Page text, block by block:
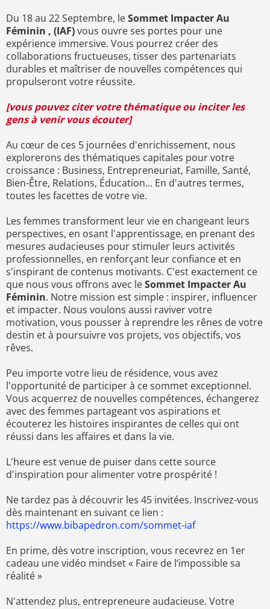
Du 18 au 22 Septembre, leSommet Impacter Au
Féminin , (IAF)vous ouvre ses portes pour une
expérience immersive. Vous pourrez créer des
collaborations fructueuses, tisser des partenariats
durables et maîtriser de nouvelles compétences qui
propulseront votre réussite.
[vous pouvez citer votre thématique ou inciter les
gens à venir vous écouter]
Au cœur de ces 5 journées d'enrichissement, nous
explorerons des thématiques capitales pour votre
croissance : Business, Entrepreneuriat, Famille, Santé,
Bien-Être, Relations, Éducation... En d'autres termes,
toutes les facettes de votre vie.
Les femmes transforment leur vie en changeant leurs
perspectives, en osant l'apprentissage, en prenant des
mesures audacieuses pour stimuler leurs activités
professionnelles, en renforçant leur confiance et en
s'inspirant de contenus motivants. C'est exactement ce
que nous vous offrons avec leSommet Impacter Au
Féminin. Notre mission est simple : inspirer, influencer
et impacter. Nous voulons aussi raviver votre
motivation, vous pousser à reprendre les rênes de votre
destin et à poursuivre vos projets, vos objectifs, vos
rêves.
Peu importe votre lieu de résidence, vous avez
l'opportunité de participer à ce sommet exceptionnel.
Vous acquerrez de nouvelles compétences, échangerez
avec des femmes partageant vos aspirations et
écouterez les histoires inspirantes de celles qui ont
réussi dans les affaires et dans la vie.
L'heure est venue de puiser dans cette source
d'inspiration pour alimenter votre prospérité !
Ne tardez pas à découvrir les 45 invitées. Inscrivez-vous
dès maintenant en suivant ce lien :
https://www.bibapedron.com/sommet-iaf
En prime, dès votre inscription, vous recevrez en 1er
cadeau une vidéo mindset « Faire de l’impossible sa
réalité »
N'attendez plus, entrepreneure audacieuse. Votre